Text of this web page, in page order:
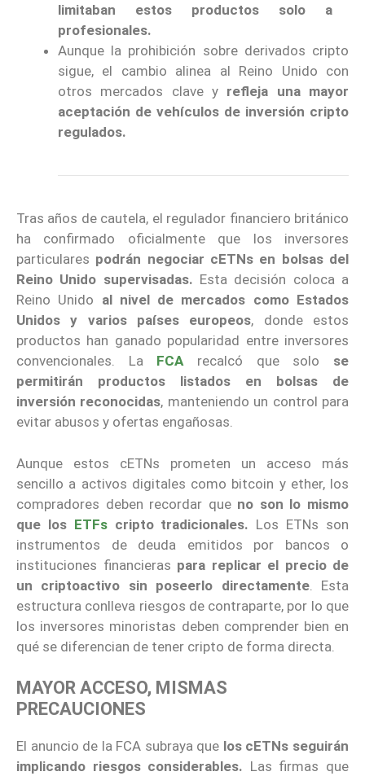
limitaban estos productos solo a
profesionales.
Aunque la prohibición sobre derivados cripto
sigue, el cambio alinea al Reino Unido con
otros mercados clave y refleja una mayor
aceptación de vehículos de inversión cripto
regulados.
Tras años de cautela, el regulador financiero británico
ha confirmado oficialmente que los inversores
particulares podrán negociar cETNs en bolsas del
Reino Unido supervisadas. Esta decisión coloca a
Reino Unido al nivel de mercados como Estados
Unidos y varios países europeos, donde estos
productos han ganado popularidad entre inversores
convencionales. La FCA recalcó que solo se
permitirán productos listados en bolsas de
inversión reconocidas, manteniendo un control para
evitar abusos y ofertas engañosas.
Aunque estos cETNs prometen un acceso más
sencillo a activos digitales como bitcoin y ether, los
compradores deben recordar que no son lo mismo
que los ETFscripto tradicionales. Los ETNs son
instrumentos de deuda emitidos por bancos o
instituciones financieras para replicar el precio de
un criptoactivo sin poseerlo directamente. Esta
estructura conlleva riesgos de contraparte, por lo que
los inversores minoristas deben comprender bien en
qué se diferencian de tener cripto de forma directa.
MAYOR ACCESO, MISMAS
PRECAUCIONES
El anuncio de la FCA subraya que los cETNs seguirán
implicando riesgos considerables. Las firmas que